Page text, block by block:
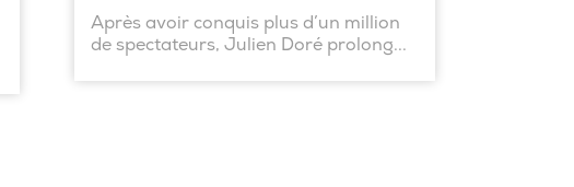
Après avoir conquis plus d’un million
de spectateurs, Julien Doré prolong...